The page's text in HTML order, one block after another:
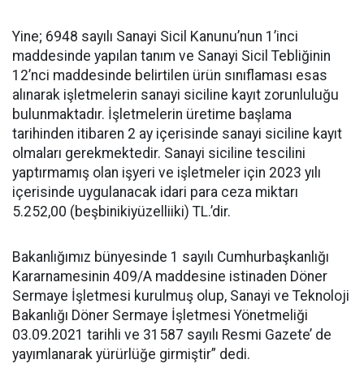
Yine; 6948 sayılı Sanayi Sicil Kanunu’nun 1’inci
maddesinde yapılan tanım ve Sanayi Sicil Tebliğinin
12’nci maddesinde belirtilen ürün sınıflaması esas
alınarak işletmelerin sanayi siciline kayıt zorunluluğu
bulunmaktadır. İşletmelerin üretime başlama
tarihinden itibaren 2 ay içerisinde sanayi siciline kayıt
olmaları gerekmektedir. Sanayi siciline tescilini
yaptırmamış olan işyeri ve işletmeler için 2023 yılı
içerisinde uygulanacak idari para ceza miktarı
5.252,00 (beşbinikiyüzelliiki) TL.’dir.
Bakanlığımız bünyesinde 1 sayılı Cumhurbaşkanlığı
Kararnamesinin 409/A maddesine istinaden Döner
Sermaye İşletmesi kurulmuş olup, Sanayi ve Teknoloji
Bakanlığı Döner Sermaye İşletmesi Yönetmeliği
03.09.2021 tarihli ve 31587 sayılı Resmi Gazete’ de
yayımlanarak yürürlüğe girmiştir” dedi.